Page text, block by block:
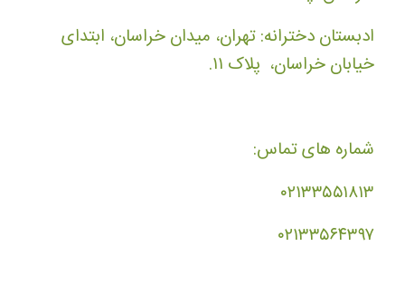
ادبستان دخترانه: تهران، میدان خراسان، ابتدای
خیابان خراسان، پلاک ۱۱.
شماره های تماس:
۰۲۱۳۳۵۵۱۸۱۳
۰۲۱۳۳۵۶۴۳۹۷